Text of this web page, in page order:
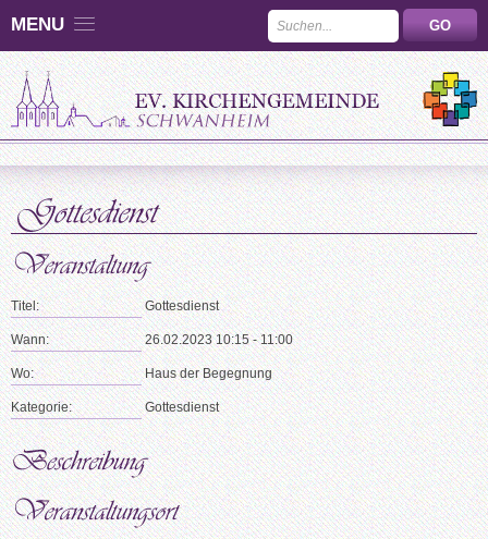
MENU
Titel: Gottesdienst
Wann: 26.02.2023 10:15 - 11:00
Wo: Haus der Begegnung
Kategorie: Gottesdienst